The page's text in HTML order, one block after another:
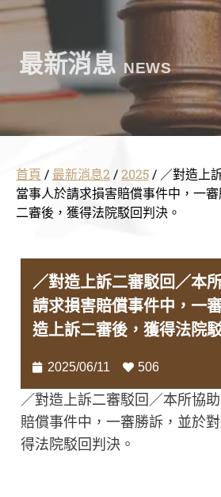
最新消息 NEWS
首頁 / 最新消息2 /2025/ ／對造上
當事人於請求損害賠償事件中，一
二審後，獲得法院駁回判決。
／對造上訴二審駁回／本
請求損害賠償事件中，一
造上訴二審後，獲得法院
2025/06/11 506
／對造上訴二審駁回／本所協
賠償事件中，一審勝訴，並於
得法院駁回判決。